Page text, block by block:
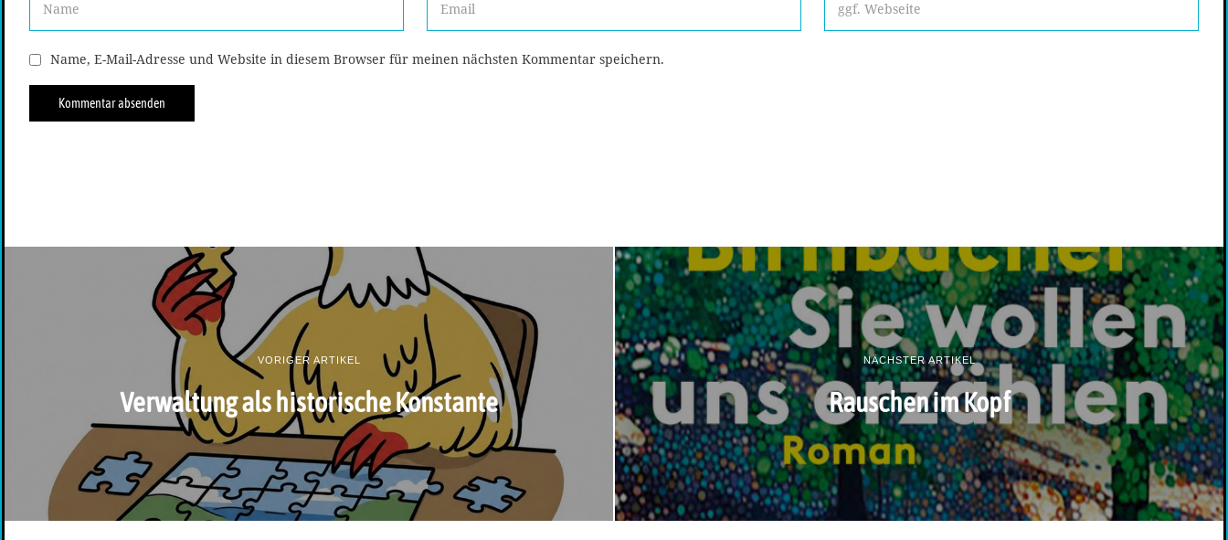
Name, E-Mail-Adresse und Website in diesem Browser für meinen nächsten Kommentar speichern.
VORIGER ARTIKEL
Verwaltung als historische Konstante
NÄCHSTER ARTIKEL
Rauschen im Kopf